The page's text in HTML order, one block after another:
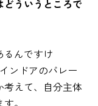
ういうところで
るんですけ
ンドアのバレー
考えて、自分主体